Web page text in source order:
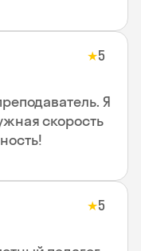
★5
Я
скорость
★5